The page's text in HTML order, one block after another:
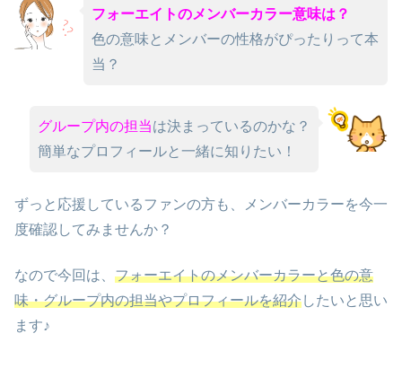
フォーエイトのメンバーカラー意味は？
色の意味とメンバーの性格がぴったりって本
当？
グループ内の担当は決まっているのかな？
簡単なプロフィールと一緒に知りたい！
ずっと応援しているファンの方も、メンバーカラーを今一
度確認してみませんか？
なので今回は、 フォーエイトのメンバーカラーと色の意
味・グループ内の担当やプロフィールを紹介したいと思い
ます♪